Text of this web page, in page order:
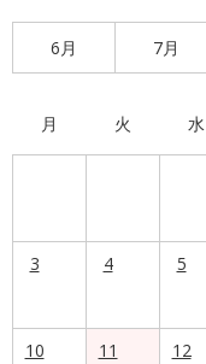
6月 7月
月 火 水
3 4 5
10
11
12